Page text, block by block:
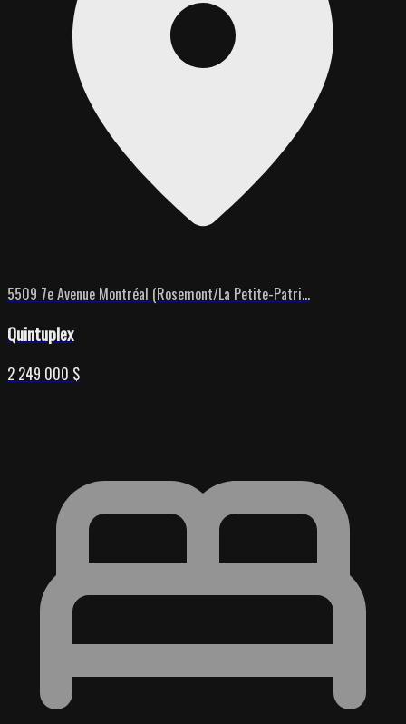
5509 7e Avenue Montréal (Rosemont/La Petite-Patri...
Quintuplex
2 249 000 $